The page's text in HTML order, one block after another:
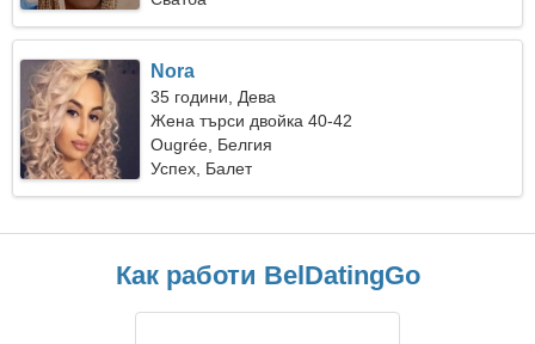
Nora
35 години, Дева
Жена търси двойка 40-42
Ougrée, Белгия
Успех, Балет
Как работи BelDatingGo